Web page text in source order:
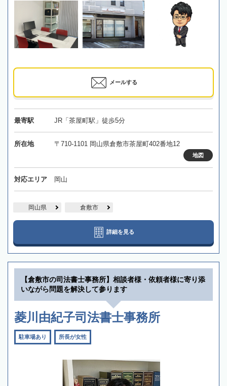
メールする
最寄駅 JR「茶屋町駅」徒歩5分
所在地 〒710-1101 岡山県倉敷市茶屋町402番地12
地図
対応エリア 岡山
岡山県 倉敷市
詳細を見る
【倉敷市の司法書士事務所】相談者様・依頼者様に寄り添
いながら問題を解決して参ります
菱川由紀子司法書士事務所
駐車場あり 所長が女性